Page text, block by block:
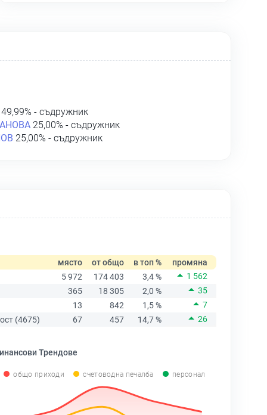
- съдружник
25,00% - съдружник
25,00% - съдружник
място от общо в топ %
промяна
5 972
174 403 3,4 %
1 562
365
18 305 2,0 %
35
13
842 1,5 %
7
(4675)
67 457 14,7 % 26
Трендове
общо приходи счетоводна печалба персонал